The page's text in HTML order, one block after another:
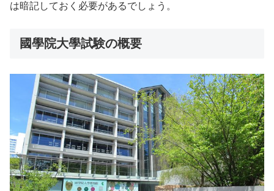
は暗記しておく必要があるでしょう。
國學院大學試験の概要